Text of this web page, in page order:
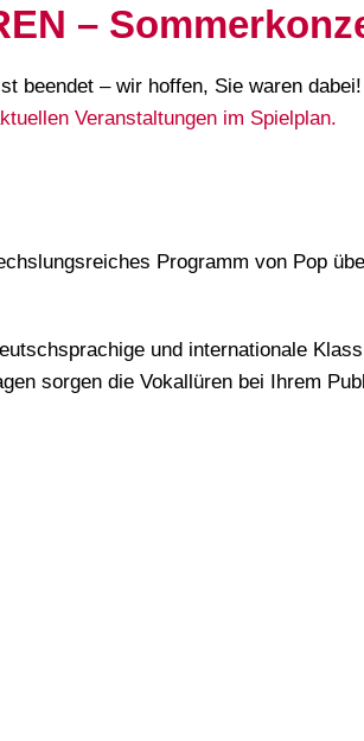
–
beendet – wir hoffen, Sie waren dabei!
Veranstaltungen im Spielplan.
Programm von Pop
und internationale
sorgen die Vokallüren bei Ihrem